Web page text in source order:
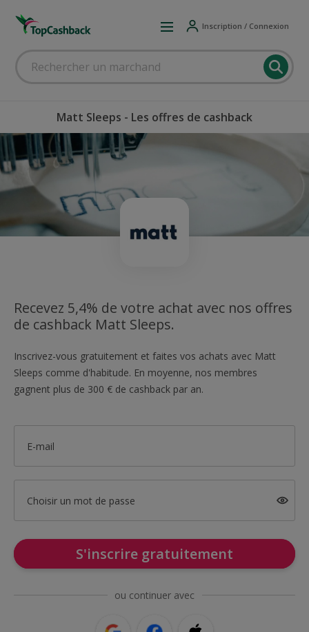
Inscription / Connexion
Matt Sleeps - Les offres de cashback
Recevez 5,4% de votre achat avec nos offres
de cashback Matt Sleeps.
Inscrivez-vous gratuitement et faites vos achats avec Matt
Sleeps comme d'habitude. En moyenne, nos membres
gagnent plus de 300 € de cashback par an.
E-mail
Choisir un mot de passe
S'inscrire gratuitement
ou continuer avec